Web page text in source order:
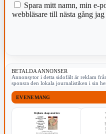
Spara mitt namn, min e-
webbläsare till nästa gång
BETALDA ANNONSER
Annonsytor i detta sidofält är reklam
sponsra den lokala journalistiken i sin
EVENEMANG